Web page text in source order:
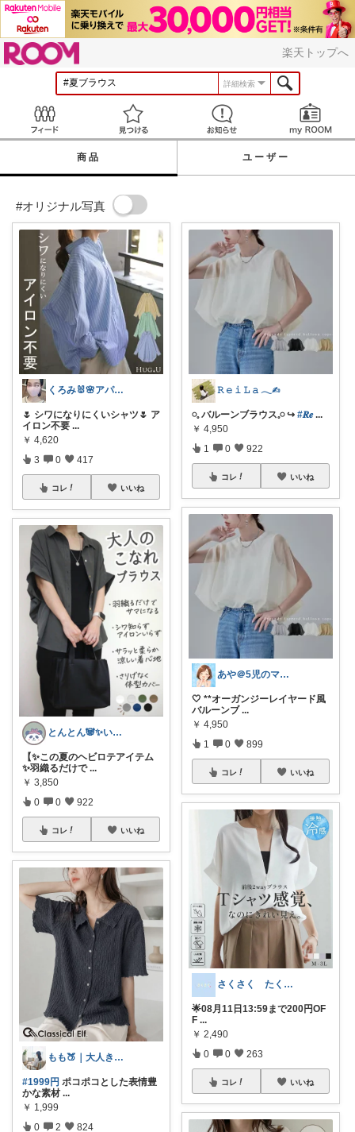
楽天トップへ
詳細検索
見つける お知らせ
商品 ユーザー
#オリジナル写真
くろみ🐰🌸アパレル✨
🌷 シワになりにくいシャツ🌷 ア
イロン不要 ...
￥ 4,620
3 0 417
コレ いいね
とんとん🐼✨いいねに感謝です🙇‍♀️
【✨この夏のヘビロテアイテム
✨羽織るだけで ...
￥ 3,850
0 0 922
コレ いいね
もも🍑｜大人きれいめファッション
#1999円 ポコポコとした表情豊
かな素材 ...
￥ 1,999
0 2 824
𝚁 𝚎 𝚒 𝙻 𝚊 𓂃✍︎
𓏸𓈒 バルーンブラウス𓈒𓏸 ↪️ #𝑹𝒆 ...
￥ 4,950
1 0 922
コレ いいね
あや＠5児のママでもオシャレしたい‼︎
🤍 **オーガンジーレイヤード風
バルーンブ ...
￥ 4,950
1 0 899
コレ いいね
さくさく たくさんの訪問感謝です🙇
🌟08月11日13:59まで200円OF
F ...
￥ 2,490
0 0 263
コレ いいね